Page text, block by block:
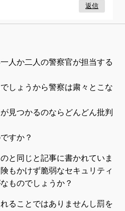
返信
人か二人の警察官が担当する
しょうから警察は粛々とこな
見つかるのならどんどん批判
すか？
と同じと記事に書かれていま
もかけず脆弱なセキュリティ
ものでしょうか？
ることではありませんし罰を